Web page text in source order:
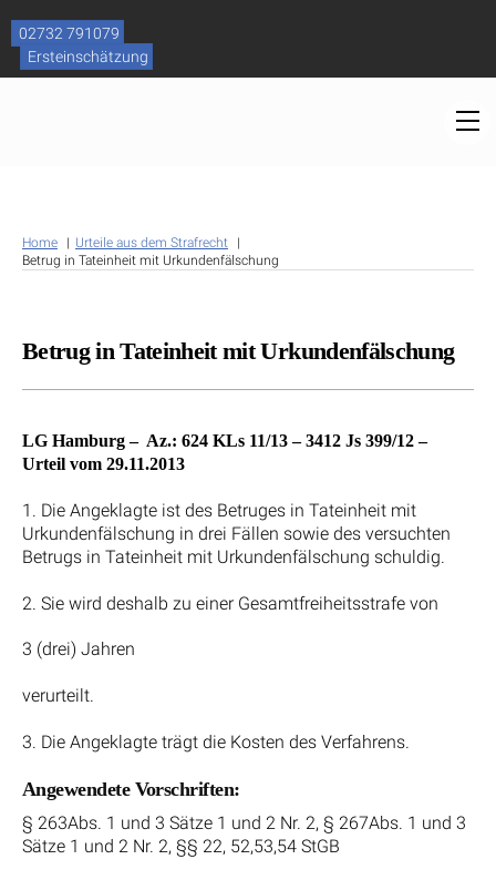
content
02732 791079
Ersteinschätzung
Home
Urteile aus dem Strafrecht
Betrug in Tateinheit mit Urkundenfälschung
Betrug in Tateinheit mit Urkundenfälschung
LG Hamburg – Az.: 624 KLs 11/13 – 3412 Js 399/12 –
Urteil vom 29.11.2013
1. Die Angeklagte ist des Betruges in Tateinheit mit
Urkundenfälschung in drei Fällen sowie des versuchten
Betrugs in Tateinheit mit Urkundenfälschung schuldig.
2. Sie wird deshalb zu einer Gesamtfreiheitsstrafe von
3 (drei) Jahren
verurteilt.
3. Die Angeklagte trägt die Kosten des Verfahrens.
Angewendete Vorschriften:
§ 263Abs. 1 und 3 Sätze 1 und 2 Nr. 2, § 267Abs. 1 und 3
Sätze 1 und 2 Nr. 2, §§ 22, 52,53,54 StGB